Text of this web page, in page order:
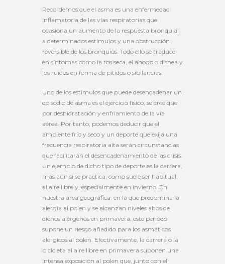
Recordemos que el asma es una enfermedad
inflamatoria de las vías respiratorias que
ocasiona un aumento de la respuesta bronquial
a determinados estímulos y una obstrucción
reversible de los bronquios. Todo ello se traduce
en síntomas como la tos seca, el ahogo o disnea y
los ruidos en forma de pitidos o sibilancias.
Uno de los estímulos que puede desencadenar un
episodio de asma es el ejercicio físico, se cree que
por deshidratación y enfriamiento de la vía
aérea. Por tanto, podemos deducir que el
ambiente frío y seco y un deporte que exija una
frecuencia respiratoria alta serán circunstancias
que facilitarán el desencadenamiento de las crisis.
Un ejemplo de dicho tipo de deporte es la carrera,
más aún si se practica, como suele ser habitual,
al aire libre y, especialmente en invierno. En
nuestra área geográfica, en la que predomina la
alergia al polen y se alcanzan niveles altos de
dichos alérgenos en primavera, este periodo
supone un riesgo añadido para los asmáticos
alérgicos al polen. Efectivamente, la carrera o la
bicicleta al aire libre en primavera suponen una
intensa exposición al polen que, junto con el